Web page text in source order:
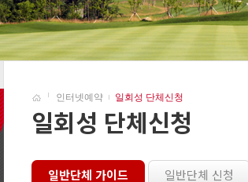
인터넷예약 일회성 단체신청
일회성 단체신청
일반단체 가이드 일반단체 신청